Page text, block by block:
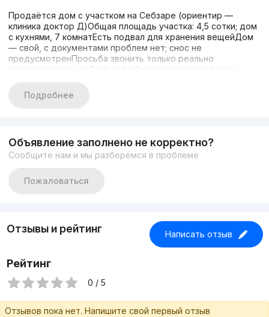
Продаётся дом с участком на Себзаре (ориентир —
клиника доктор Д)Общая площадь участка: 4,5 сотки; дом
с кухнями, 7 комнатЕсть подвал для хранения вещейДом
— свой, с документами проблем нет; снос не
предусмотренПросьба звонить только реально
заинтересованнымСебзорда бир каватли тортбурчак
ховли майдони 4,5 соткаНархи — старт 160000$Уй
Озимизники, документда муоммо йок, СНОС тушмаганТел:
Подробнее
Объявление заполнено не корректно?
Сообщите нам и мы разберёмся в проблеме
Пожаловаться
Отзывы и рейтинг Написать отзыв
Рейтинг
0 / 5
Отзывов пока нет. Напишите свой первый отзыв